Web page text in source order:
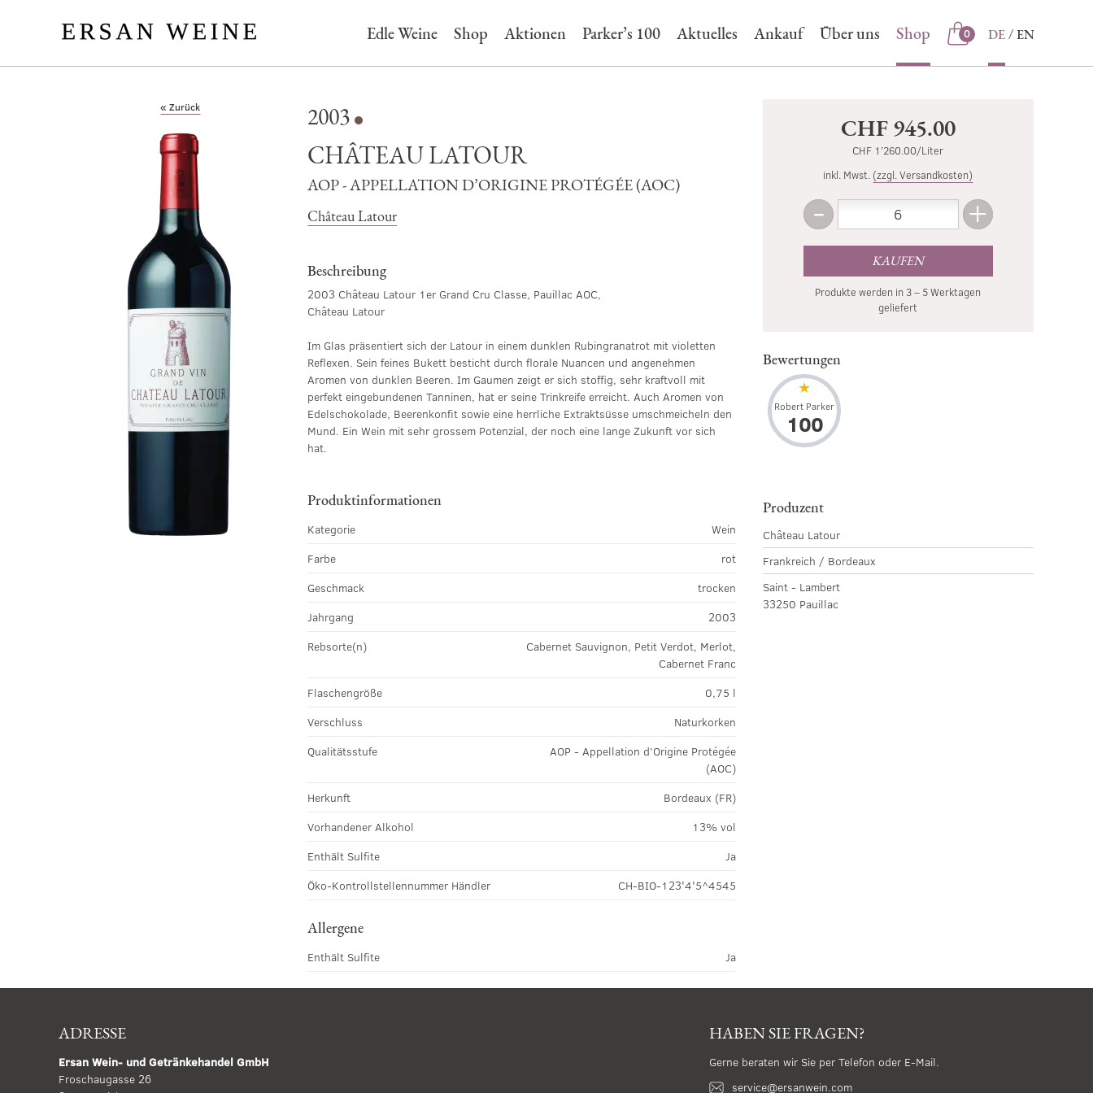
Shop
0
Edle Weine Shop Aktionen Parker’s 100 Aktuelles Ankauf Über uns Shop DE EN
« Zurück 2003
CHÂTEAU LATOUR
AOP - APPELLATION D’ORIGINE PROTÉGÉE (AOC)
Château Latour
Beschreibung
2003 Château Latour 1er Grand Cru Classe, Pauillac AOC,
Château Latour
Im Glas präsentiert sich der Latour in einem dunklen Rubingranatrot mit violetten
Reflexen. Sein feines Bukett besticht durch florale Nuancen und angenehmen
Aromen von dunklen Beeren. Im Gaumen zeigt er sich stoffig, sehr kraftvoll mit
perfekt eingebundenen Tanninen, hat er seine Trinkreife erreicht. Auch Aromen von
Edelschokolade, Beerenkonfit sowie eine herrliche Extraktsüsse umschmeicheln den
Mund. Ein Wein mit sehr grossem Potenzial, der noch eine lange Zukunft vor sich
hat.
Produktinformationen
Kategorie
Wein
Farbe
rot
Geschmack
trocken
Jahrgang
2003
Rebsorte(n)
Cabernet Sauvignon, Petit Verdot, Merlot,
Cabernet Franc
Flaschengröße
0,75 l
Verschluss
Naturkorken
Qualitätsstufe
AOP - Appellation d’Origine Protégée
(AOC)
Herkunft
Bordeaux (FR)
Vorhandener Alkohol
13% vol
Enthält Sulfite
Ja
Öko-Kontrollstellennummer Händler
CH-BIO-123'4'5^4545
Allergene
Enthält Sulfite Ja
CHF 945.00
CHF 1’260.00/Liter
inkl. Mwst. (zzgl. Versandkosten)
-Weniger +Mehr
KAUFEN
Produkte werden in 3 – 5 Werktagen
geliefert
Bewertungen
Robert Parker
100
Produzent
Château Latour
Frankreich / Bordeaux
Saint - Lambert
33250 Pauillac
ADRESSE
Ersan Wein- und Getränkehandel GmbH
Froschaugasse 26
HABEN SIE FRAGEN?
Gerne beraten wir Sie per Telefon oder E-Mail.
service@ersanwein.com